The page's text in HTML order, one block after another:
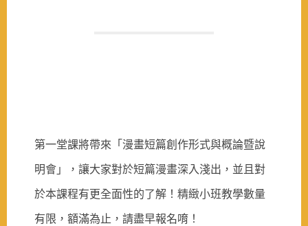
第一堂課將帶來「漫畫短篇創作形式與概論暨說
明會」，讓大家對於短篇漫畫深入淺出，並且對
於本課程有更全面性的了解！精緻小班教學數量
有限，額滿為止，請盡早報名唷！